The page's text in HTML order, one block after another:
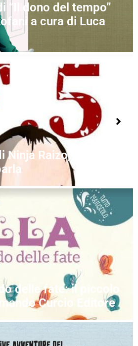
“Il dono del tempo”
a cura di Luca
Ninja Raizo, per la
delle fate: il piccolo
Curcio Editore